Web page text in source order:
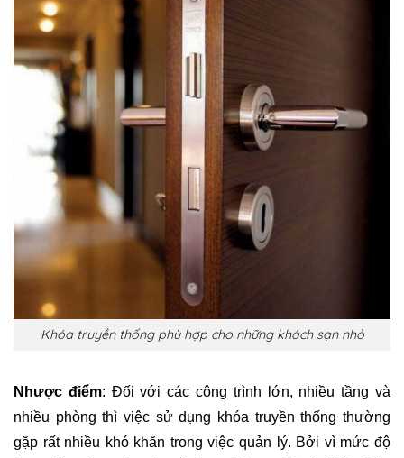
Khóa truyền thống phù hợp cho những khách sạn nhỏ
Nhược điểm: Đối với các công trình lớn, nhiều tầng và
nhiều phòng thì việc sử dụng khóa truyền thống thường
gặp rất nhiều khó khăn trong việc quản lý. Bởi vì mức độ